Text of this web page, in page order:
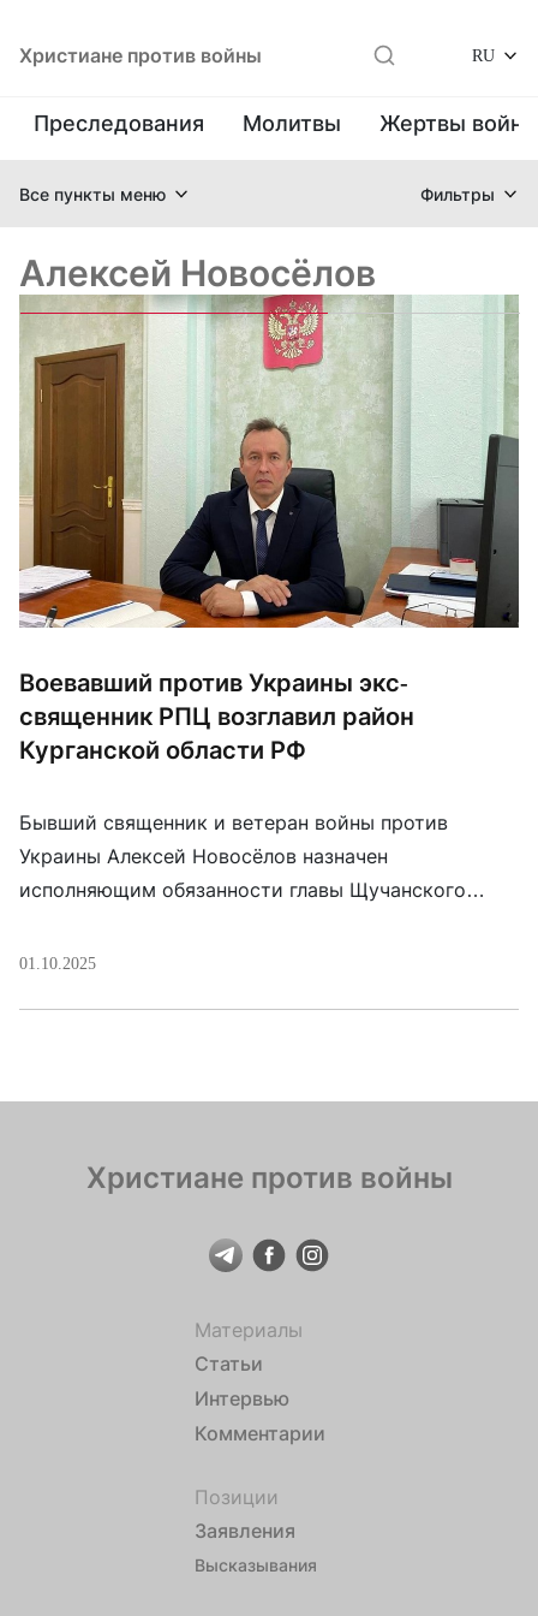
Христиане против войны RU
Преследования Молитвы Жертвы
Все пункты меню Фильтры
Алексей Новосёлов
Воевавший против Украины экс-
священник РПЦ возглавил район
Курганской области РФ
Бывший священник и ветеран войны против
Украины Алексей Новосёлов назначен
исполняющим обязанности главы Щучанского
церковного служения он ушел добровольцем на
01.10.2025
Христиане против войны
Материалы
Статьи
Интервью
Комментарии
Позиции
Заявления
Высказывания